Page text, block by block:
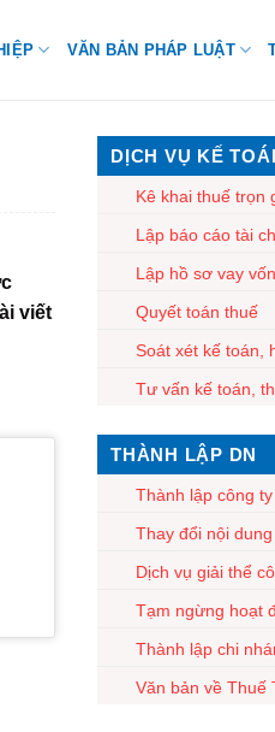
VĂN BẢN PHÁP LUẬT
viết
DỊCH VỤ KẾ
Kê khai thuế trọn
Lập báo cáo tài
Lập hồ sơ vay
Quyết toán thuế
Soát xét kế toán,
Tư vấn kế toán,
THÀNH LẬP DN
Thành lập công ty
Thay đổi nội
Dịch vụ giải thể
Tạm ngừng hoạt
Thành lập chi
Văn bản về Thuế